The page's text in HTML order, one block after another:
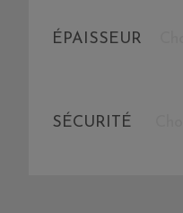
ÉPAISSEUR
SÉCURITÉ